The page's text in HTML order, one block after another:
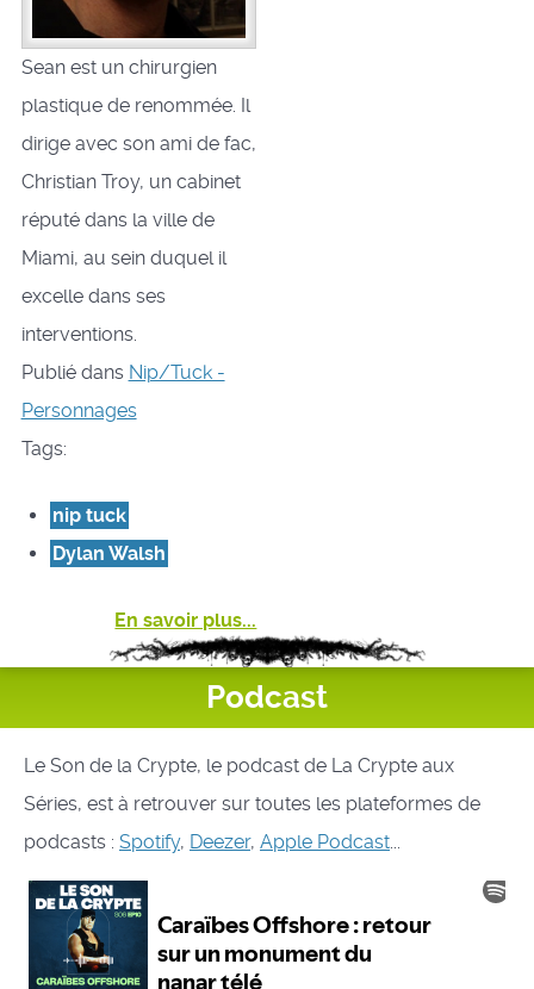
Sean est un chirurgien
plastique de renommée. Il
dirige avec son ami de fac,
Christian Troy, un cabinet
réputé dans la ville de
Miami, au sein duquel il
excelle dans ses
interventions.
Publié dans Nip/Tuck -
Personnages
Tags:
nip tuck
Dylan Walsh
En savoir plus...
Podcast
Le Son de la Crypte, le podcast de La Crypte aux
Séries, est à retrouver sur toutes les plateformes de
podcasts : Spotify, Deezer, Apple Podcast